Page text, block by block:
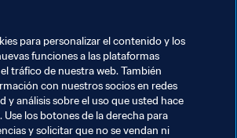
también querrán concluir la
sonrisa, tras ver cómo sus
la final se esfumaban cruelmente
para personalizar el contenido y los
funciones a las plataformas
tráfico de nuestra web. También
con nuestros socios en redes
y análisis sobre el uso que usted hace
Use los botones de la derecha para
y solicitar que no se vendan ni